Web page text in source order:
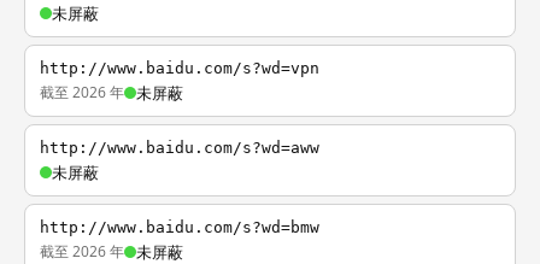
未屏蔽
http://www.baidu.com/s?wd=vpn
截至 2026 年 未屏蔽
http://www.baidu.com/s?wd=aww
未屏蔽
http://www.baidu.com/s?wd=bmw
截至 2026 年 未屏蔽